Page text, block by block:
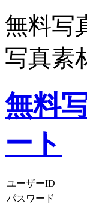
無料写
写真素
無料
ート
ユーザーID
パスワード